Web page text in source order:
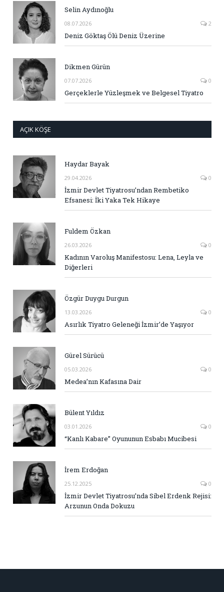
Selin Aydınoğlu
08.07.2026 2
Deniz Göktaş Ölü Deniz Üzerine
Dikmen Gürün
07.07.2026 0
Gerçeklerle Yüzleşmek ve Belgesel Tiyatro
AÇIK KÖŞE
Haydar Bayak
29.04.2026 0
İzmir Devlet Tiyatrosu’ndan Rembetiko
Efsanesi: İki Yaka Tek Hikaye
Fuldem Özkan
26.03.2026 0
Kadının Varoluş Manifestosu: Lena, Leyla ve
Diğerleri
Özgür Duygu Durgun
13.03.2026 0
Asırlık Tiyatro Geleneği İzmir’de Yaşıyor
Gürel Sürücü
05.03.2026 0
Medea’nın Kafasına Dair
Bülent Yıldız
03.01.2026 0
“Kanlı Kabare” Oyununun Esbabı Mucibesi
İrem Erdoğan
25.12.2025 0
İzmir Devlet Tiyatrosu’nda Sibel Erdenk Rejisi:
Arzunun Onda Dokuzu